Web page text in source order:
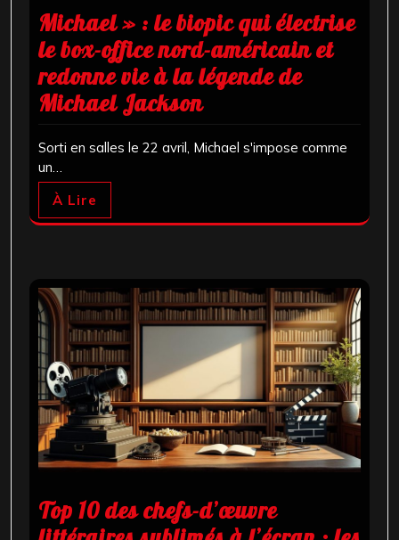
Michael » : le biopic qui électrise
le box-office nord-américain et
redonne vie à la légende de
Michael Jackson
Sorti en salles le 22 avril, Michael s'impose comme
un…
À Lire
Top 10 des chefs-d’œuvre